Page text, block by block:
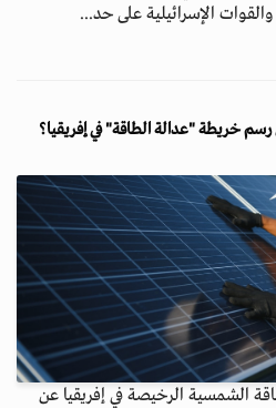
الإسرائيلية على حد...
خريطة "عدالة الطاقة" في إفريقيا؟
الشمسية الرخيصة في إفريقيا عن